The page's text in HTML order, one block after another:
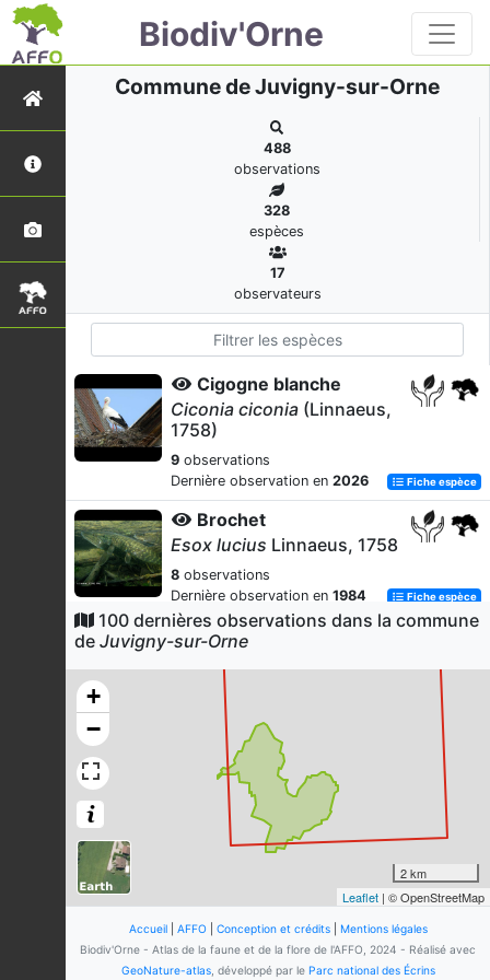
Biodiv'Orne
Commune de Juvigny-sur-Orne
488
observations
328
espèces
17
observateurs
Cigogne blanche
Ciconia ciconia (Linnaeus,
1758)
9 observations
Dernière observation en 2026 Fiche espèce
Brochet
Esox lucius Linnaeus, 1758
8 observations
Dernière observation en 1984 Fiche espèce
Merle noir
observations
Dernière observation en
Fiche espèce
Bruant jaune
Emberiza citrinellaLinnaeus,
observations
Dernière observation en2026
Panicaut champêtre
Eryngium campestreL., 1753
5
observations
2023 Fiche espèce
100 dernières observations dans la commune
de Juvigny-sur-Orne
+
−
2 km
Leaflet | © OpenStreetMap
Accueil| AFFO| Conception et crédits| Mentions légales
Biodiv'Orne - Atlas de la faune et de la flore de l'AFFO, 2024 - Réalisé avec
GeoNature-atlas, développé par le Parc national des Écrins